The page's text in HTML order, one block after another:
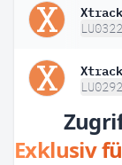
Exklusiv